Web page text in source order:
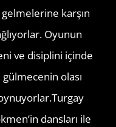
karşın
Oyunun
ve disiplini içinde
olası
dansları ile